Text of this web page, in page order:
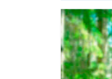
Movilidad